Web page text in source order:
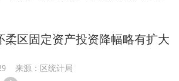
柔区固定资产投资降幅略有扩大
来源：区统计局